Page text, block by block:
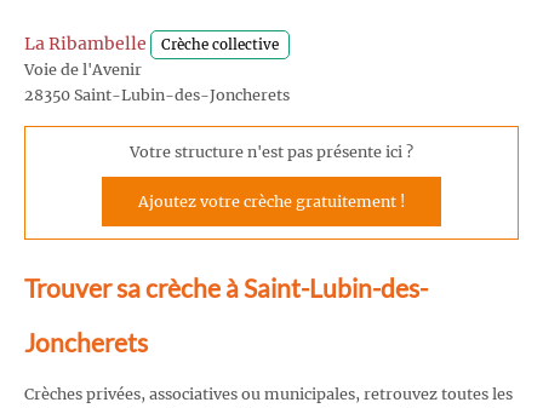
La Ribambelle Crèche collective
Voie de l'Avenir
28350 Saint-Lubin-des-Joncherets
Votre structure n'est pas présente ici ?
Ajoutez votre crèche gratuitement !
Trouver sa crèche à Saint-Lubin-des-
Joncherets
Crèches privées, associatives ou municipales, retrouvez toutes les